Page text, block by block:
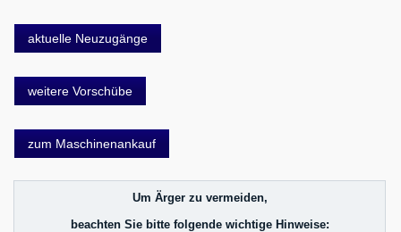
aktuelle Neuzugänge
weitere Vorschübe
zum Maschinenankauf
Um Ärger zu vermeiden,
beachten Sie bitte folgende wichtige Hinweise: